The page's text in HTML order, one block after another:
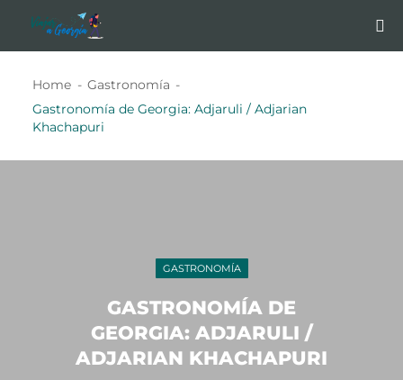
Home
Gastronomía
Gastronomía de Georgia: Adjaruli / Adjarian
Khachapuri
GASTRONOMÍA
GASTRONOMÍA DE
GEORGIA: ADJARULI /
ADJARIAN KHACHAPURI